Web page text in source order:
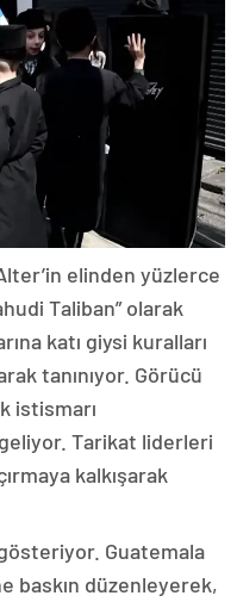
elinden yüzlerce
Taliban” olarak
katı giysi kuralları
tanınıyor. Görücü
istismarı
Tarikat liderleri
kalkışarak
Guatemala
baskın düzenleyerek,